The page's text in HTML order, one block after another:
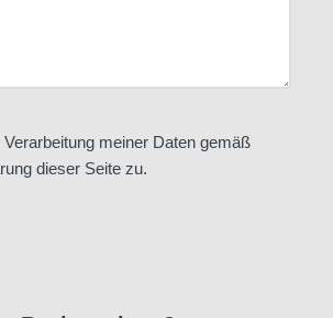
meiner Daten gemäß
dieser Seite zu.